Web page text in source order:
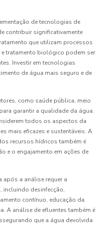
de tecnologias de
contribuir significativamente
que utilizam processos
tratamento biológico podem ser
Investir em tecnologias
de água mais seguro e de
como saúde pública, meio
garantir a qualidade da água.
todos os aspectos da
mais eficazes e sustentáveis. A
recursos hídricos também é
e o engajamento em ações de
após a análise requer a
incluindo desinfecção,
contínuo, educação da
A análise de efluentes também é
que a água devolvida